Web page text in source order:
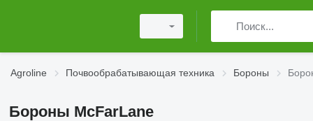
Agroline Почвообрабатывающая техника Бороны
Бороны McFarLane